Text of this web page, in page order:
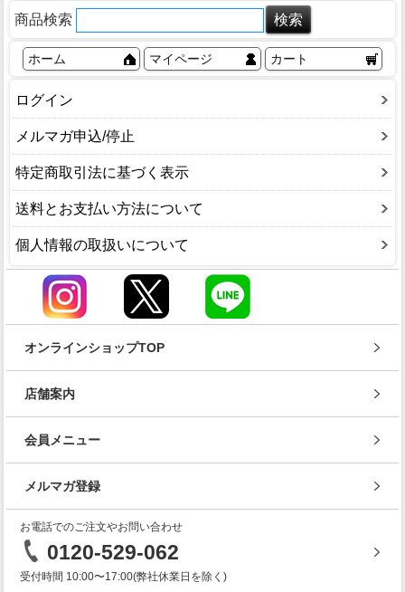
商品検索
ホーム マイページ カート
ログイン
メルマガ申込/停止
特定商取引法に基づく表示
送料とお支払い方法について
個人情報の取扱いについて
オンラインショップTOP
店舗案内
会員メニュー
メルマガ登録
お電話でのご注文やお問い合わせ
0120-529-062
受付時間 10:00〜17:00(弊社休業日を除く)